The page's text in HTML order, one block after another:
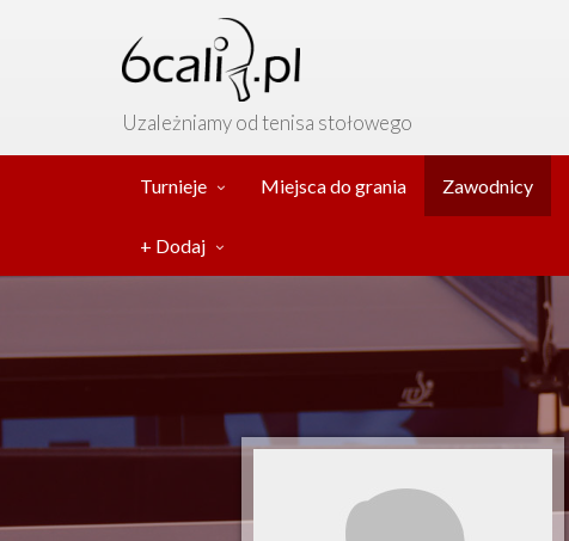
Uzależniamy od tenisa stołowego
Turnieje Miejsca do grania Zawodnicy
+ Dodaj